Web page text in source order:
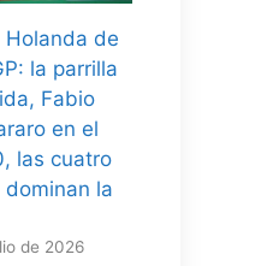
Holanda de
la parrilla
Fabio
en el
las cuatro
dominan la
de 2026